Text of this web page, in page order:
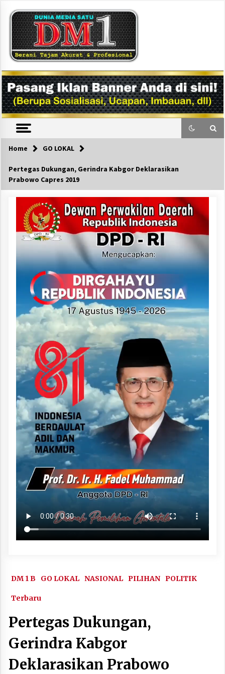
content
DM1
Home GO LOKAL
Pertegas Dukungan, Gerindra Kabgor Deklarasikan
Prabowo Capres 2019
DM 1 B GO LOKAL NASIONAL PILIHAN POLITIK
Terbaru
Pertegas Dukungan,
Gerindra Kabgor
Deklarasikan Prabowo